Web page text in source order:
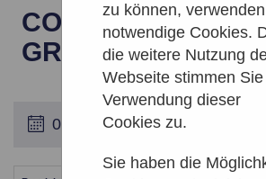
zu können,
notwendige Cookies.
die weitere Nutzung
Webseite stimmen
Verwendung dieser
Cookies zu.
Sie haben die
COSMIC JAZZ |